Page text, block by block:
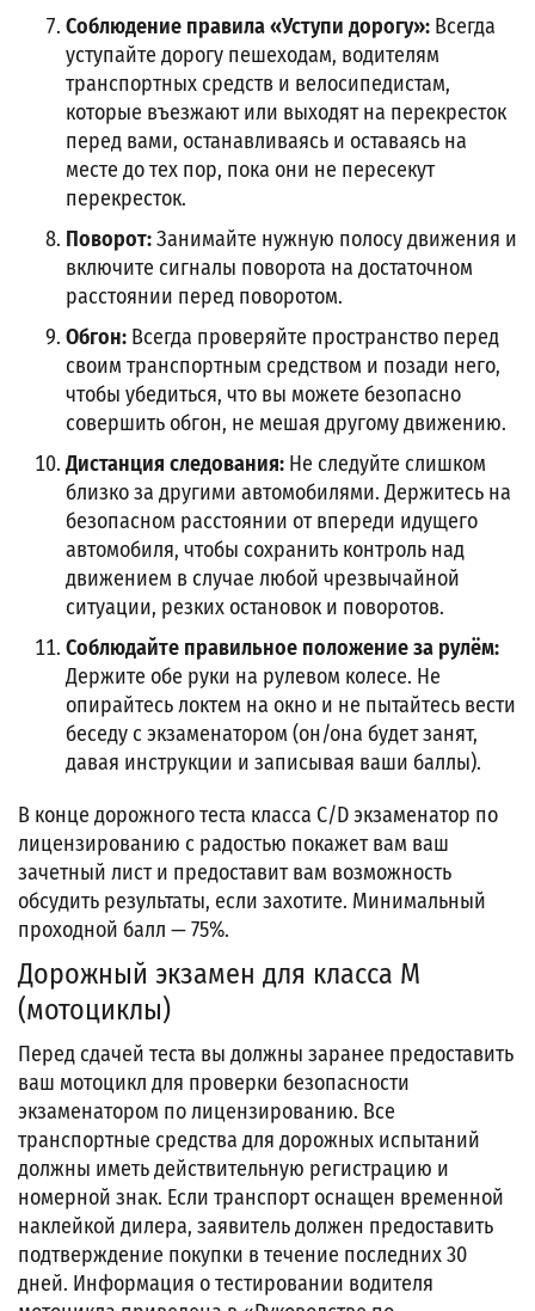
Соблюдение правила «Уступи дорогу»: Всегда
уступайте дорогу пешеходам, водителям
транспортных средств и велосипедистам,
которые въезжают или выходят на перекресток
перед вами, останавливаясь и оставаясь на
месте до тех пор, пока они не пересекут
перекресток.
Поворот:Занимайте нужную полосу движения и
включите сигналы поворота на достаточном
расстоянии перед поворотом.
Обгон: Всегда проверяйте пространство перед
своим транспортным средством и позади него,
чтобы убедиться, что вы можете безопасно
совершить обгон, не мешая другому движению.
Дистанция следования: Не следуйте слишком
близко за другими автомобилями. Держитесь на
безопасном расстоянии от впереди идущего
автомобиля, чтобы сохранить контроль над
движением в случае любой чрезвычайной
ситуации, резких остановок и поворотов.
Соблюдайте правильное положение за рулём:
Держите обе руки на рулевом колесе. Не
опирайтесь локтем на окно и не пытайтесь вести
беседу с экзаменатором (он/она будет занят,
давая инструкции и записывая ваши баллы).
В конце дорожного теста класса C/D экзаменатор по
лицензированию с радостью покажет вам ваш
зачетный лист и предоставит вам возможность
обсудить результаты, если захотите. Минимальный
проходной балл — 75%.
Дорожный экзамен для класса М
(мотоциклы)
Перед сдачей теста вы должны заранее предоставить
ваш мотоцикл для проверки безопасности
экзаменатором по лицензированию. Все
транспортные средства для дорожных испытаний
должны иметь действительную регистрацию и
номерной знак. Если транспорт оснащен временной
наклейкой дилера, заявитель должен предоставить
подтверждение покупки в течение последних 30
дней. Информация о тестировании водителя